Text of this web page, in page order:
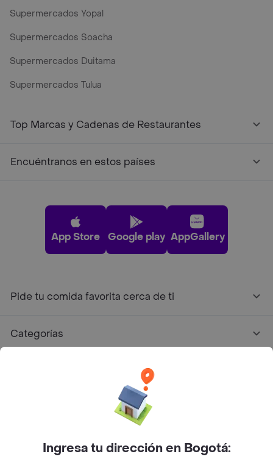
Supermercados Yopal
Supermercados Soacha
Supermercados Duitama
Supermercados Tulua
Top Marcas y Cadenas de Restaurantes
Encuéntranos en estos países
App Store Google play AppGallery
Pide tu comida favorita cerca de ti
Categorías
Facebook
Twitter
Instagram
Ingresa tu dirección en Bogotá: